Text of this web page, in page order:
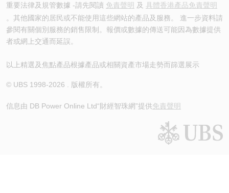
重要法律及規管數據 -請先閱讀 免責聲明 及 具體香港產品免責聲明
。其他國家的居民或不能使用這些網站的產品及服務。 進一步資料請
參閱有關個別服務的銷售限制。報價或數據的傳送可能因為數據提供
者或網上交通而延誤。
以上精選及焦點產品根據產品或相關資產市場走勢而篩選展示
© UBS 1998-2026 . 版權所有。
信息由 DB Power Online Ltd“財經智珠網”提供免責聲明